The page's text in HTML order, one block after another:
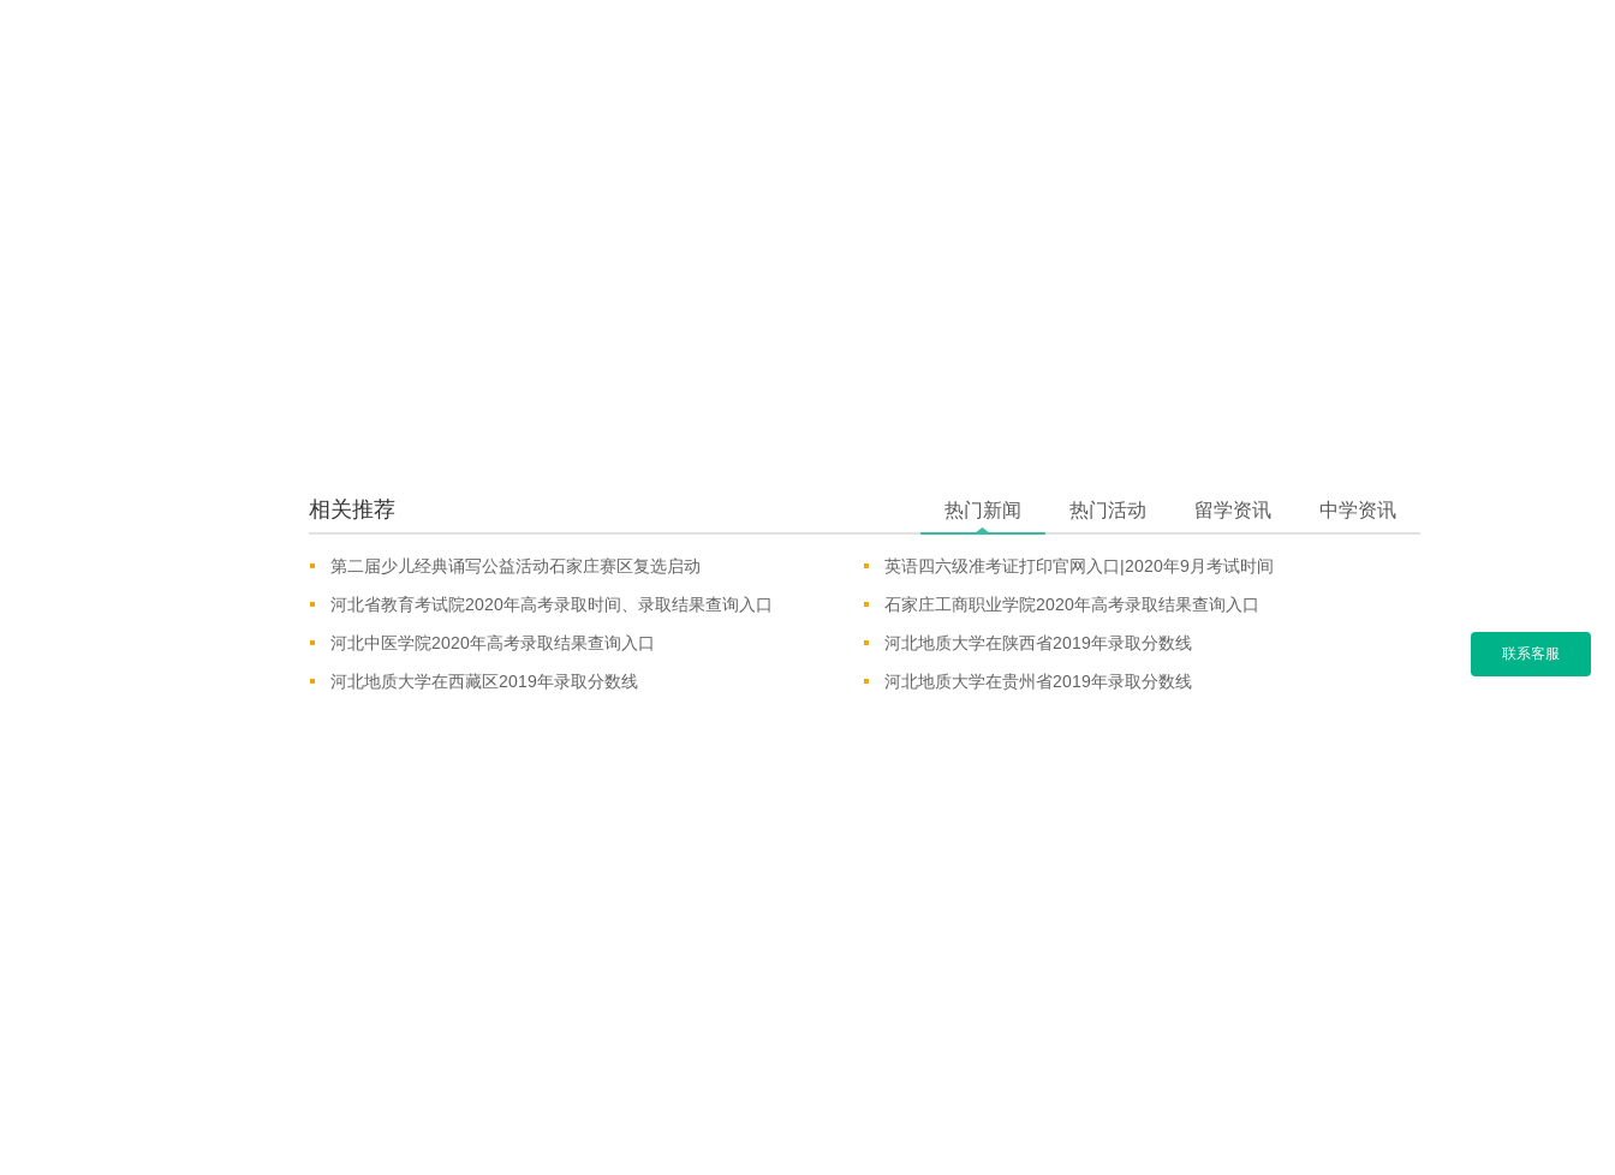
相关推荐 热门新闻 热门活动 留学资讯 中学资讯
第二届少儿经典诵写公益活动石家庄赛区复选启动
英语四六级准考证打印官网入口|2020年9月考试时间
河北省教育考试院2020年高考录取时间、录取结果查询入口
石家庄工商职业学院2020年高考录取结果查询入口
河北中医学院2020年高考录取结果查询入口
河北地质大学在陕西省2019年录取分数线
河北地质大学在西藏区2019年录取分数线
河北地质大学在贵州省2019年录取分数线
联系客服